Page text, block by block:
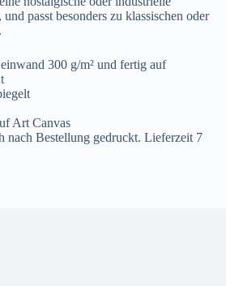
passt besonders zu klassischen oder
300 g/m² und fertig auf
Art Canvas
Bestellung gedruckt. Lieferzeit 7